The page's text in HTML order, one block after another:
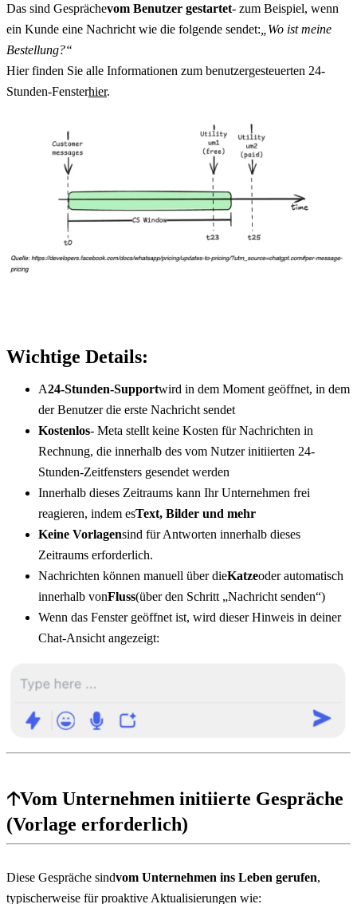
Das sind Gesprächevom Benutzer gestartet- zum Beispiel, wenn
ein Kunde eine Nachricht wie die folgende sendet: „Wo ist meine
Bestellung?“
Hier finden Sie alle Informationen zum benutzergesteuerten 24-
Stunden-Fensterhier.
Wichtige Details:
A24-Stunden-Supportwird in dem Moment geöffnet, in dem
der Benutzer die erste Nachricht sendet
Kostenlos- Meta stellt keine Kosten für Nachrichten in
Rechnung, die innerhalb des vom Nutzer initiierten 24-
Stunden-Zeitfensters gesendet werden
Innerhalb dieses Zeitraums kann Ihr Unternehmen frei
reagieren, indem esText, Bilder und mehr
Keine Vorlagensind für Antworten innerhalb dieses
Zeitraums erforderlich.
Nachrichten können manuell über dieKatzeoder automatisch
innerhalb vonFluss(über den Schritt „Nachricht senden“)
Wenn das Fenster geöffnet ist, wird dieser Hinweis in deiner
Chat-Ansicht angezeigt:
🡡Vom Unternehmen initiierte Gespräche
(Vorlage erforderlich)
Diese Gespräche sindvom Unternehmen ins Leben gerufen,
typischerweise für proaktive Aktualisierungen wie: